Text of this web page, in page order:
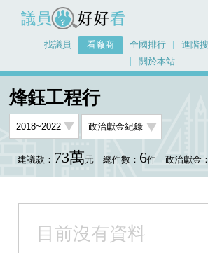
議員好好看
找議員 看廠商 全國排行 進階
關於本站
烽鈺工程行
建議款： 73萬元 總件數： 6件 政治獻金：
目前沒有資料